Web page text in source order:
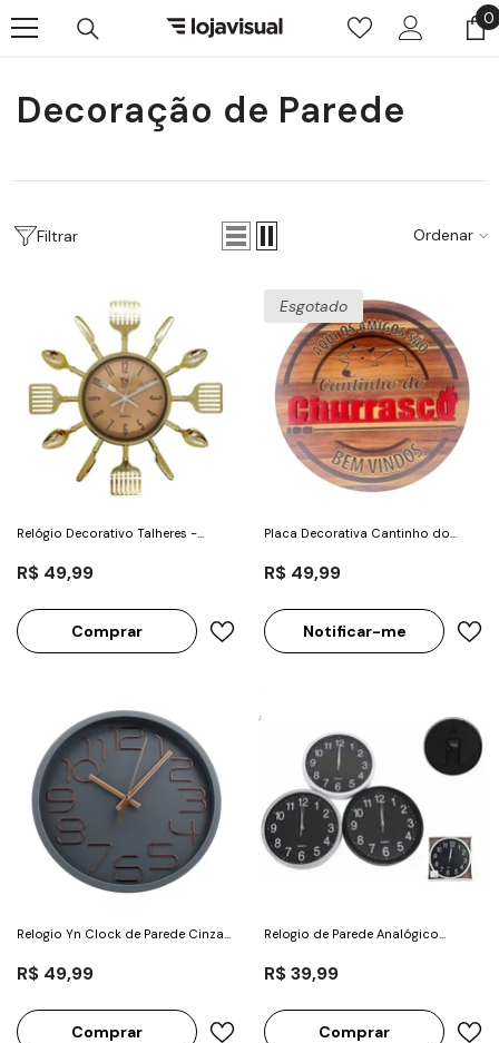
00
Decoração de Parede
Filtrar Ordenar
Relógio Decorativo Talheres -
R$ 49,99
Comprar
Esgotado
Placa Decorativa Cantinho do
R$ 49,99
Notificar-me
Relogio Yn Clock de Parede Cinza
R$ 49,99
Comprar
Relogio de Parede Analógico
Fundo Preto - Cascavel
R$ 39,99
Comprar